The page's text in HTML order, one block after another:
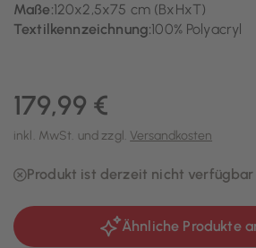
Maße:120x2,5x75 cm (BxHxT)
Textilkennzeichnung:100% Polyacryl
179,99 €
inkl. MwSt. und zzgl. Versandkosten
Produkt ist derzeit nicht verfügbar
Ähnliche Produkte